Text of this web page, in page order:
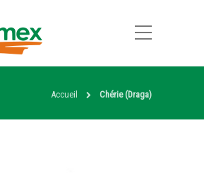
Accueil Chérie (Draga)